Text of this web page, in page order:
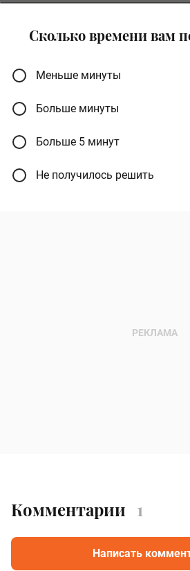
Сколько времени вам
Меньше минуты
Больше минуты
Больше 5 минут
Не получилось решить
Комментарии 1
Написать